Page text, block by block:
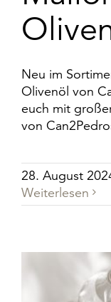
Neu im
Olivenöl von
euch mit
von
28. August
Weiterlesen